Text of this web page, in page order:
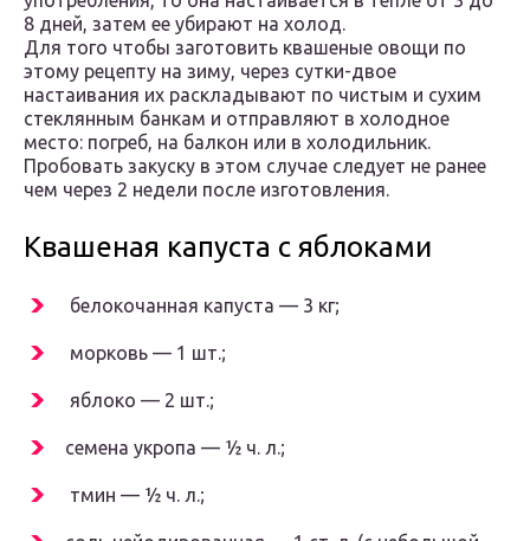
8 дней, затем ее убирают на холод.
Для того чтобы заготовить квашеные овощи по
этому рецепту на зиму, через сутки-двое
настаивания их раскладывают по чистым и сухим
стеклянным банкам и отправляют в холодное
место: погреб, на балкон или в холодильник.
Пробовать закуску в этом случае следует не ранее
чем через 2 недели после изготовления.
Квашеная капуста с яблоками
белокочанная капуста — 3 кг;
морковь — 1 шт.;
яблоко — 2 шт.;
семена укропа — ½ ч. л.;
тмин — ½ ч. л.;